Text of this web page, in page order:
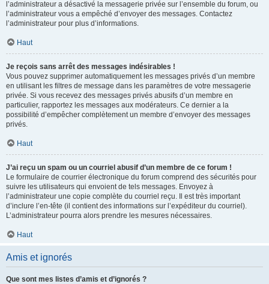
l’administrateur a désactivé la messagerie privée sur l’ensemble du forum, ou
l’administrateur vous a empêché d’envoyer des messages. Contactez
l’administrateur pour plus d’informations.
Haut
Je reçois sans arrêt des messages indésirables !
Vous pouvez supprimer automatiquement les messages privés d’un membre
en utilisant les filtres de message dans les paramètres de votre messagerie
privée. Si vous recevez des messages privés abusifs d’un membre en
particulier, rapportez les messages aux modérateurs. Ce dernier a la
possibilité d’empêcher complètement un membre d’envoyer des messages
privés.
Haut
J’ai reçu un spam ou un courriel abusif d’un membre de ce forum !
Le formulaire de courrier électronique du forum comprend des sécurités pour
suivre les utilisateurs qui envoient de tels messages. Envoyez à
l’administrateur une copie complète du courriel reçu. Il est très important
d’inclure l’en-tête (il contient des informations sur l’expéditeur du courriel).
L’administrateur pourra alors prendre les mesures nécessaires.
Haut
Amis et ignorés
Que sont mes listes d’amis et d’ignorés ?